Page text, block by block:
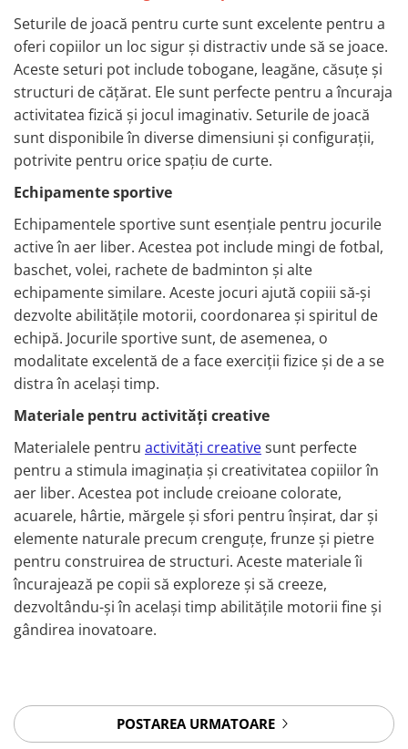
Seturile de joacă pentru curte sunt excelente pentru a
oferi copiilor un loc sigur și distractiv unde să se joace.
Aceste seturi pot include tobogane, leagăne, căsuțe și
structuri de cățărat. Ele sunt perfecte pentru a încuraja
activitatea fizică și jocul imaginativ. Seturile de joacă
sunt disponibile în diverse dimensiuni și configurații,
potrivite pentru orice spațiu de curte.
Echipamente sportive
Echipamentele sportive sunt esențiale pentru jocurile
active în aer liber. Acestea pot include mingi de fotbal,
baschet, volei, rachete de badminton și alte
echipamente similare. Aceste jocuri ajută copiii să-și
dezvolte abilitățile motorii, coordonarea și spiritul de
echipă. Jocurile sportive sunt, de asemenea, o
modalitate excelentă de a face exerciții fizice și de a se
distra în același timp.
Materiale pentru activități creative
Materialele pentru activități creativesunt perfecte
pentru a stimula imaginația și creativitatea copiilor în
aer liber. Acestea pot include creioane colorate,
acuarele, hârtie, mărgele și sfori pentru înșirat, dar și
elemente naturale precum crenguțe, frunze și pietre
pentru construirea de structuri. Aceste materiale îi
încurajează pe copii să exploreze și să creeze,
dezvoltându-și în același timp abilitățile motorii fine și
gândirea inovatoare.
POSTAREA URMATOARE